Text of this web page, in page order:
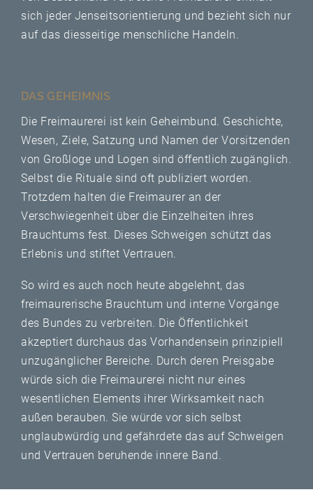
sich jeder Jenseitsorientierung und bezieht sich nur
auf das diesseitige menschliche Handeln.
DAS GEHEIMNIS
Die Freimaurerei ist kein Geheimbund. Geschichte,
Wesen, Ziele, Satzung und Namen der Vorsitzenden
von Großloge und Logen sind öffentlich zugänglich.
Selbst die Rituale sind oft publiziert worden.
Trotzdem halten die Freimaurer an der
Verschwiegenheit über die Einzelheiten ihres
Brauchtums fest. Dieses Schweigen schützt das
Erlebnis und stiftet Vertrauen.
So wird es auch noch heute abgelehnt, das
freimaurerische Brauchtum und interne Vorgänge
des Bundes zu verbreiten. Die Öffentlichkeit
akzeptiert durchaus das Vorhandensein prinzipiell
unzugänglicher Bereiche. Durch deren Preisgabe
würde sich die Freimaurerei nicht nur eines
wesentlichen Elements ihrer Wirksamkeit nach
außen berauben. Sie würde vor sich selbst
unglaubwürdig und gefährdete das auf Schweigen
und Vertrauen beruhende innere Band.